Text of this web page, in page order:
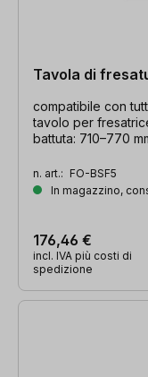
Tavola di
compatibile con
tavolo per
battuta: 710–770
n. art.: FO-BSF5
In magazzino,
176,46 €
incl. IVA più costi di
spedizione